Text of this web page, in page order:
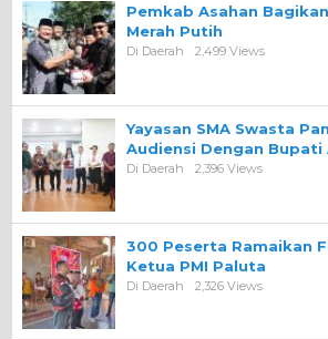
Pemkab Asahan
Merah Putih
Di Daerah 2,499 Views
Yayasan SMA Swasta
Audiensi Dengan Bupati
Di Daerah 2,396 Views
300 Peserta Ramaikan
Ketua PMI Paluta
Di Daerah 2,326 Views